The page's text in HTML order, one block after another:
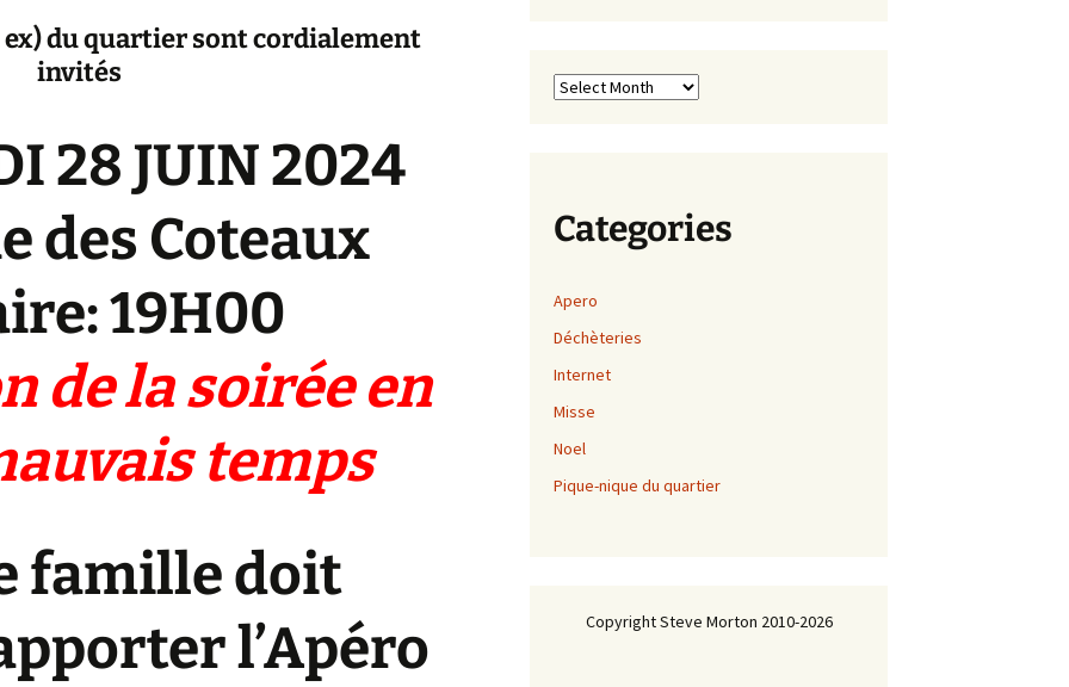
du quartier sont cordialement
invités
28 JUIN 2024
des Coteaux
19H00
de la soirée en
temps
famille doit
l’Apéro
Archives
Categories
Apero
Déchèteries
Internet
Misse
Noel
Pique-nique du quartier
Copyright Steve Morton 2010-2026